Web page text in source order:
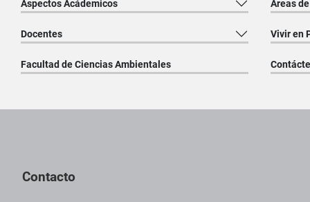
Aspectos Acádemicos Áreas
Docentes Vivir en
Facultad de Ciencias Ambientales
Contacto